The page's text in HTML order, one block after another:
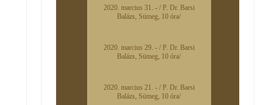
2020. marcius 31. - / P. Dr. Barsi
Balázs, Sümeg, 10 óra/
2020. marcius 29. - / P. Dr. Barsi
Balázs, Sümeg, 10 óra/
2020. marcius 21. - / P. Dr. Barsi
Balázs, Sümeg, 10 óra/